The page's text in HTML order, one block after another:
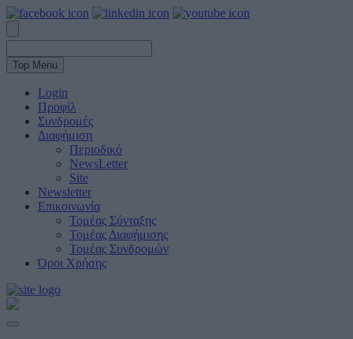
Top Menu
Login
Προφίλ
Συνδρομές
Διαφήμιση
Περιοδικό
NewsLetter
Site
Newsletter
Επικοινωνία
Τομέας Σύνταξης
Τομέας Διαφήμισης
Τομέας Συνδρομών
Όροι Χρήσης